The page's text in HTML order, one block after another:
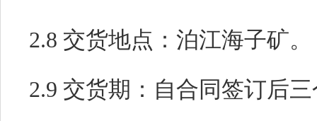
2.8 交货地点： 泊江海子矿。
2.9 交货期： 自合同签订后